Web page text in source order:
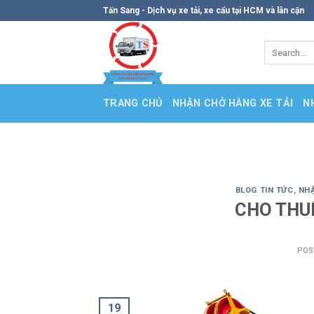
Tấn Sang - Dịch vụ xe tải, xe cẩu tại HCM và lân cận
TRANG CHỦ NHẬN CHỞ HÀNG XE TẢI
BLOG TIN TỨC,
CHO
19